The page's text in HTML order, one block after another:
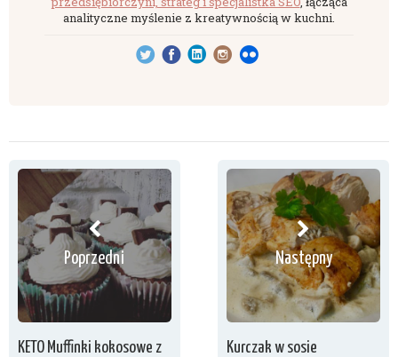
analityczne myślenie z kreatywnością w kuchni.
Poprzedni
KETO Muffinki kokosowe z
Następny
Kurczak w sosie